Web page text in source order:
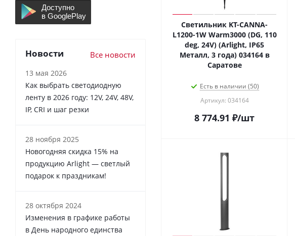
Светильник KT-CANNA-
L1200-1W Warm3000 (DG, 110
deg, 24V) (Arlight, IP65
Металл, 3 года) 034164 в
Саратове
Есть в наличии (50)
Артикул: 034164
8 774.91 ₽/шт
Новости Все новости
13 мая 2026
Как выбрать светодиодную
ленту в 2026 году: 12V, 24V, 48V,
IP, CRI и шаг резки
28 ноября 2025
Новогодняя скидка 15% на
продукцию Arlight — светлый
подарок к праздникам!
28 октября 2024
Изменения в графике работы
в День народного единства